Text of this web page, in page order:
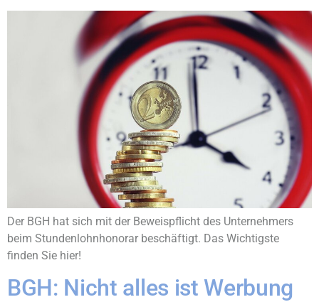
Der BGH hat sich mit der Beweispflicht des Unternehmers
beim Stundenlohnhonorar beschäftigt. Das Wichtigste
finden Sie hier!
BGH: Nicht alles ist Werbung